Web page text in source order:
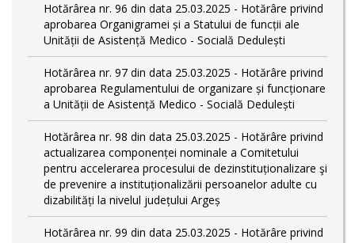
Hotărârea nr. 96 din data 25.03.2025 - Hotărâre privind
aprobarea Organigramei și a Statului de funcții ale
Unității de Asistență Medico - Socială Dedulești
Hotărârea nr. 97 din data 25.03.2025 - Hotărâre privind
aprobarea Regulamentului de organizare și funcționare
a Unității de Asistență Medico - Socială Dedulești
Hotărârea nr. 98 din data 25.03.2025 - Hotărâre privind
actualizarea componenței nominale a Comitetului
pentru accelerarea procesului de dezinstituționalizare şi
de prevenire a instituționalizării persoanelor adulte cu
dizabilități la nivelul județului Argeș
Hotărârea nr. 99 din data 25.03.2025 - Hotărâre privind